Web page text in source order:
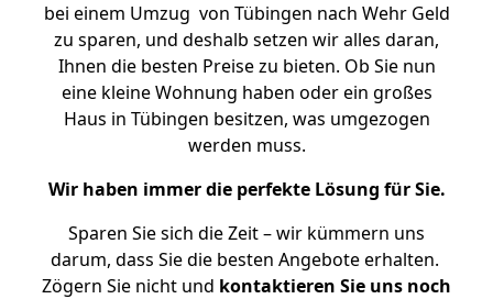
bei einem Umzug von Tübingen nach Wehr Geld
zu sparen, und deshalb setzen wir alles daran,
Ihnen die besten Preise zu bieten. Ob Sie nun
eine kleine Wohnung haben oder ein großes
Haus in Tübingen besitzen, was umgezogen
werden muss.
Wir haben immer die perfekte Lösung für Sie.
Sparen Sie sich die Zeit – wir kümmern uns
darum, dass Sie die besten Angebote erhalten.
Zögern Sie nicht und kontaktieren Sie uns noch